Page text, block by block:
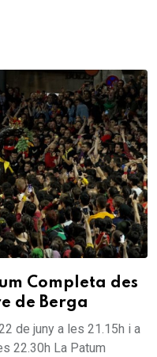
Completa des
de Berga
de juny a les 21.15h i a
22.30h La Patum